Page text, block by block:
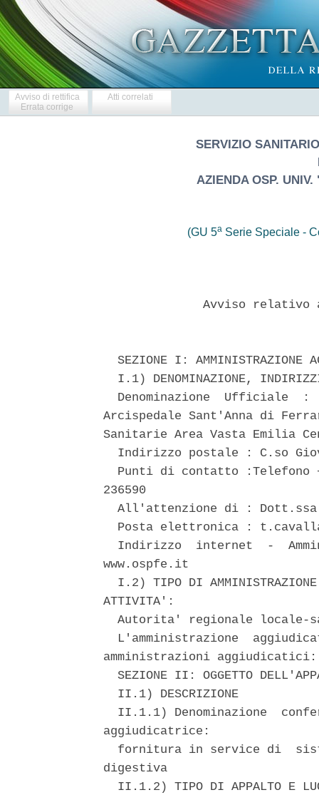
Avviso di rettifica
Errata corrige
Atti correlati
SERVIZIO
AZIENDA OSP.
(GU 5a Serie Speciale -
Avviso
SEZIONE I: AMMINISTRAZIONE
I.1) DENOMINAZIONE,
Denominazione  Ufficiale  :
Arcispedale Sant'Anna di
Sanitarie Area Vasta Emilia
Indirizzo postale : C.so
Punti di contatto :Telefono
236590
All'attenzione di :
Posta elettronica :
Indirizzo  internet  -
www.ospfe.it
I.2) TIPO DI
ATTIVITA':
Autorita' regionale locale-
L'amministrazione
amministrazioni
SEZIONE II: OGGETTO
  II.1) DESCRIZIONE
II.1.1) Denominazione
aggiudicatrice:
fornitura in service di
digestiva
II.1.2) TIPO DI APPALTO E